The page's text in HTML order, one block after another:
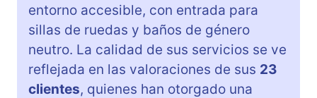
entorno accesible, con entrada para
sillas de ruedas y baños de género
neutro. La calidad de sus servicios se ve
reflejada en las valoraciones de sus 23
clientes, quienes han otorgado una